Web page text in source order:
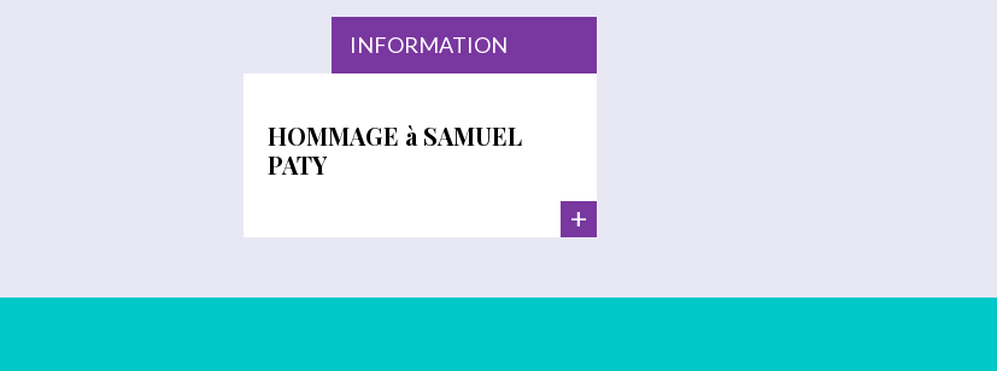
INFORMATION
HOMMAGE à SAMUEL
PATY
+